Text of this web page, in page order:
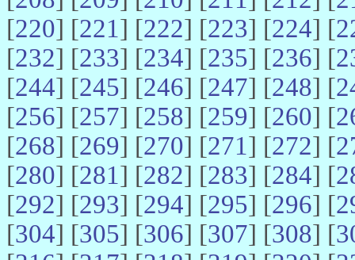
[220] [221] [222] [223] [224] [
[232] [233] [234] [235] [236] [
[244] [245] [246] [247] [248] [
[256] [257] [258] [259] [260] [
[268] [269] [270] [271] [272] [
[280] [281] [282] [283] [284] [
[292] [293] [294] [295] [296] [
[304] [305] [306] [307] [308] [